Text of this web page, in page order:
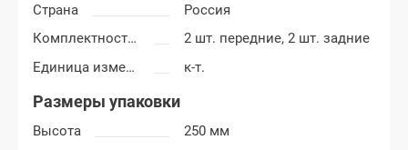
Страна
Россия
Комплектность обшивок дверей
2 шт. передние, 2 шт. задние
Единица измерения
к-т.
Размеры упаковки
Высота
250 мм